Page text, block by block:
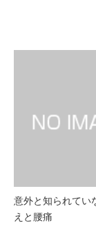
意外と知られてい
えと腰痛